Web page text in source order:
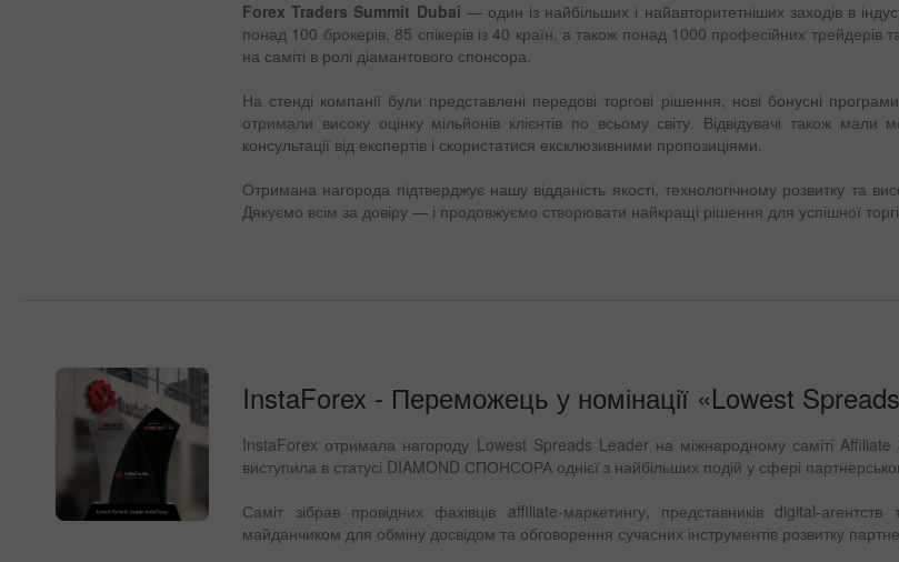
Forex Traders Summit Dubai — один із найбільших і найавторитетніших заходів в
понад 100 брокерів, 85 спікерів із 40 країн, а також понад 1000 професійних трейдерів
на саміті в ролі діамантового спонсора.
На стенді компанії були представлені передові торгові рішення, нові бонусні
отримали високу оцінку мільйонів клієнтів по всьому світу. Відвідувачі також мали
консультації від експертів і скористатися ексклюзивними пропозиціями.
Отримана нагорода підтверджує нашу відданість якості, технологічному розвитку та
Дякуємо всім за довіру — і продовжуємо створювати найкращі рішення для успішної
InstaForex - Переможець у номінації «Lowest
InstaForex отримала нагороду Lowest Spreads Leader на міжнародному саміті
виступила в статусі DIAMOND СПОНСОРА однієї з найбільших подій у сфері
Саміт зібрав провідних фахівців affiliate-маркетингу, представників digital-
майданчиком для обміну досвідом та обговорення сучасних інструментів розвитку
Клубний бонус
Щасливий